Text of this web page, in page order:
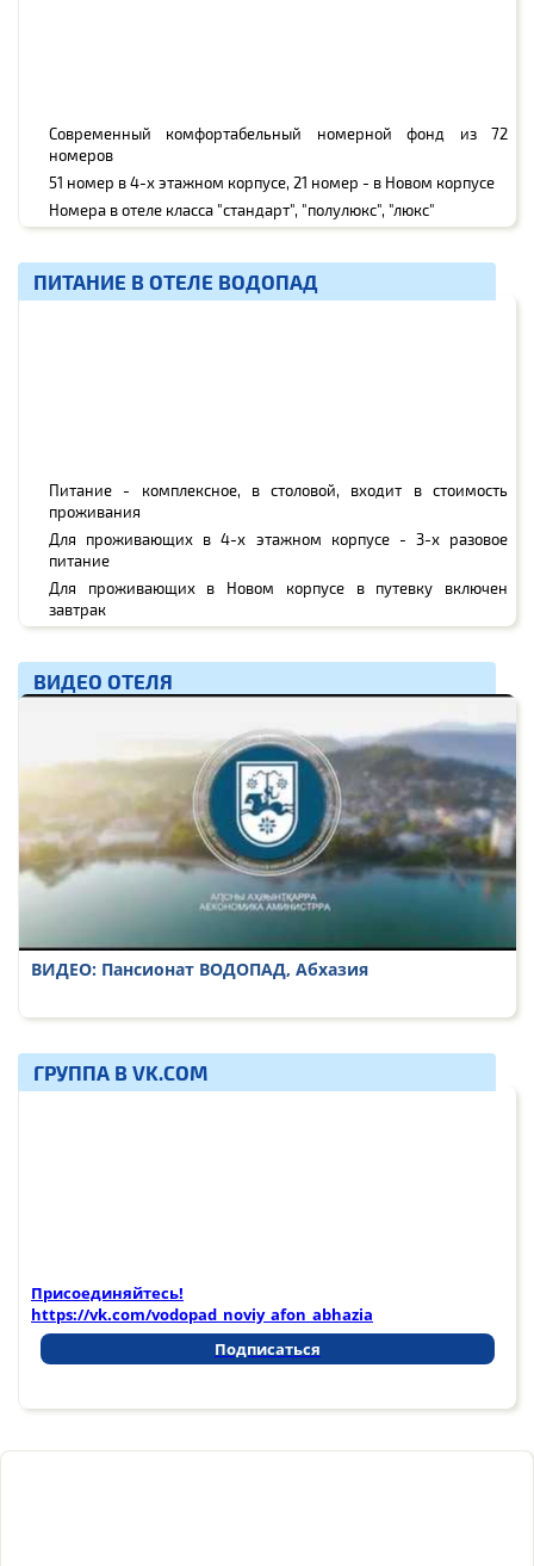
Современный комфортабельный номерной фонд из 72
номеров
51 номер в 4-х этажном корпусе, 21 номер - в Новом корпусе
Номера в отеле класса "стандарт", "полулюкс", "люкс"
ПИТАНИЕ В ОТЕЛЕ ВОДОПАД
Питание - комплексное, в столовой, входит в стоимость
проживания
Для проживающих в 4-х этажном корпусе - 3-х разовое
питание
Для проживающих в Новом корпусе в путевку включен
завтрак
ВИДЕО ОТЕЛЯ
ВИДЕО: Пансионат ВОДОПАД, Абхазия
ГРУППА В VK.COM
Присоединяйтесь!
https://vk.com/vodopad_noviy_afon_abhazia
Подписаться